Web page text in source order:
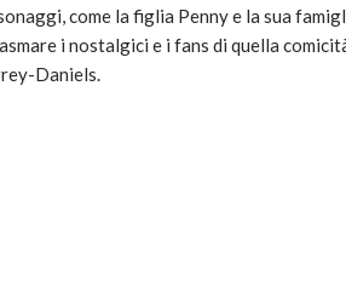
come la figlia Penny e la sua
i nostalgici e i fans di quella
Daniels.